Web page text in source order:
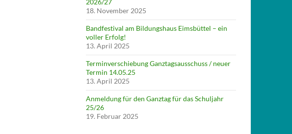
18. November 2025
Bandfestival am Bildungshaus Eimsbüttel – ein
voller Erfolg!
13. April 2025
Terminverschiebung Ganztagsausschuss / neuer
Termin 14.05.25
13. April 2025
Anmeldung für den Ganztag für das Schuljahr
25/26
19. Februar 2025